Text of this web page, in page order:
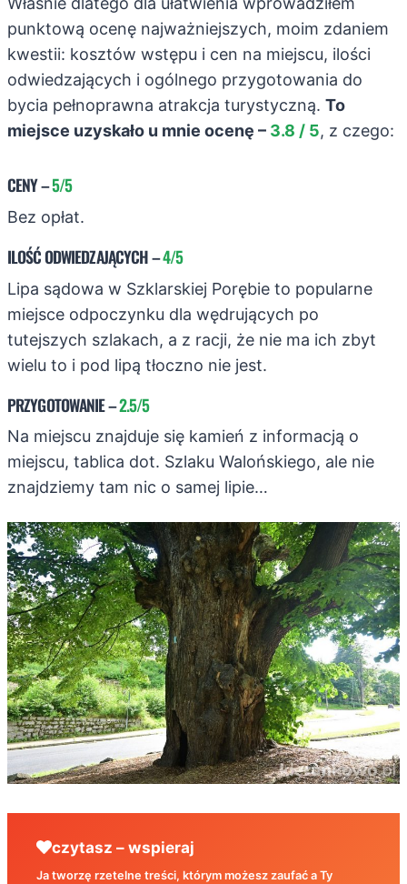
punktową ocenę najważniejszych, moim zdaniem
kwestii: kosztów wstępu i cen na miejscu, ilości
odwiedzających i ogólnego przygotowania do
bycia pełnoprawna atrakcja turystyczną. To
miejsce uzyskało u mnie ocenę – 3.8 / 5, z czego:
CENY–5/5
Bez opłat.
ILOŚĆ ODWIEDZAJĄCYCH–4/5
Lipa sądowa w Szklarskiej Porębie to popularne
miejsce odpoczynku dla wędrujących po
tutejszych szlakach, a z racji, że nie ma ich zbyt
wielu to i pod lipą tłoczno nie jest.
PRZYGOTOWANIE–2.5/5
Na miejscu znajduje się kamień z informacją o
miejscu, tablica dot. Szlaku Walońskiego, ale nie
znajdziemy tam nic o samej lipie…
czytasz – wspieraj
Ja tworzę rzetelne treści, którym możesz zaufać a Ty